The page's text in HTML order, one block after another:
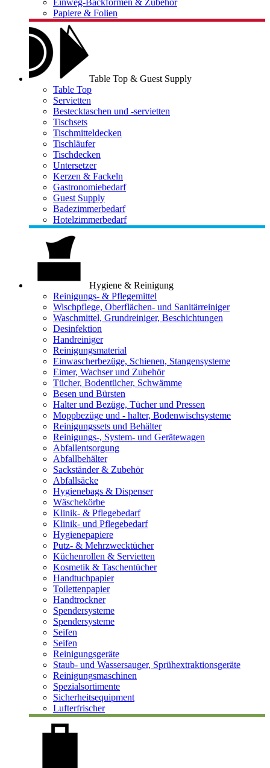
Einweg-Backformen & Zubehör
Papiere & Folien
Table Top & Guest Supply
Table Top
Servietten
Bestecktaschen und -servietten
Tischsets
Tischmitteldecken
Tischläufer
Tischdecken
Untersetzer
Kerzen & Fackeln
Gastronomiebedarf
Guest Supply
Badezimmerbedarf
Hotelzimmerbedarf
Hygiene & Reinigung
Reinigungs- & Pflegemittel
Wischpflege, Oberflächen- und Sanitärreiniger
Waschmittel, Grundreiniger, Beschichtungen
Desinfektion
Handreiniger
Reinigungsmaterial
Einwascherbezüge, Schienen, Stangensysteme
Eimer, Wachser und Zubehör
Tücher, Bodentücher, Schwämme
Besen und Bürsten
Halter und Bezüge, Tücher und Pressen
Moppbezüge und - halter, Bodenwischsysteme
Reinigungssets und Behälter
Reinigungs-, System- und Gerätewagen
Abfallentsorgung
Abfallbehälter
Sackständer & Zubehör
Abfallsäcke
Hygienebags & Dispenser
Wäschekörbe
Klinik- & Pflegebedarf
Klinik- und Pflegebedarf
Hygienepapiere
Putz- & Mehrzwecktücher
Küchenrollen & Servietten
Kosmetik & Taschentücher
Handtuchpapier
Toilettenpapier
Handtrockner
Spendersysteme
Spendersysteme
Seifen
Seifen
Reinigungsgeräte
Staub- und Wassersauger, Sprühextraktionsgeräte
Reinigungsmaschinen
Spezialsortimente
Sicherheitsequipment
Lufterfrischer